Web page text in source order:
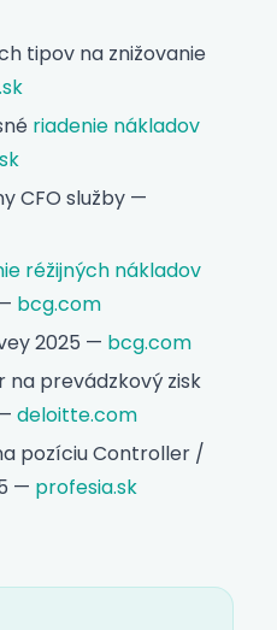
tipov na znižovanie
riadenie nákladov
CFO služby —
réžijných nákladov
bcg.com
2025 — bcg.com
prevádzkový zisk
deloitte.com
pozíciu Controller /
— profesia.sk